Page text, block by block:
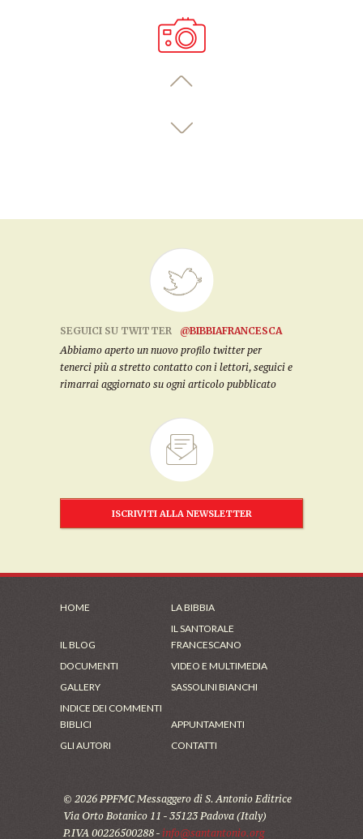
SEGUICI SU TWITTER
@BIBBIAFRANCESCA
Abbiamo aperto un nuovo profilo twitter per
tenerci più a stretto contatto con i lettori, seguici e
rimarrai aggiornato su ogni articolo pubblicato
ISCRIVITI ALLA NEWSLETTER
HOME LA BIBBIA
IL BLOG
IL SANTORALE
FRANCESCANO
DOCUMENTI
VIDEO E MULTIMEDIA
GALLERY
SASSOLINI BIANCHI
INDICE DEI COMMENTI
BIBLICI
APPUNTAMENTI
GLI AUTORI
CONTATTI
© 2026 PPFMC Messaggero di S. Antonio Editrice
Via Orto Botanico 11 - 35123 Padova (Italy)
P.IVA 00226500288 - info@santantonio.org